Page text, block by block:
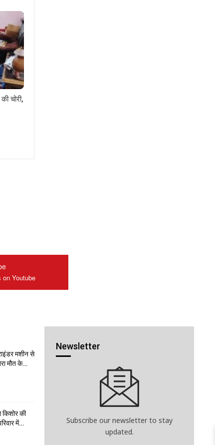
चोरी,
on Youtube
मशीन से
मौत के…
किशोर की
में…
Newsletter
Subscribe our newsletter to stay
updated.